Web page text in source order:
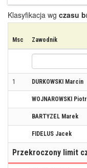
Klasyfikacja wg czasu
Msc Zawodnik
1 DURKOWSKI Marcin
WOJNAROWSKI Piotr
BARTYZEL Marek
FIDELUS Jacek
Przekroczony limit